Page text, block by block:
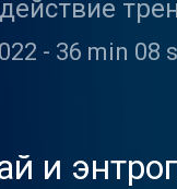
- 36 min 08 s
и